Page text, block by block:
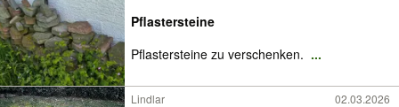
Pflastersteine
Pflastersteine zu verschenken. ...
Lindlar 02.03.2026